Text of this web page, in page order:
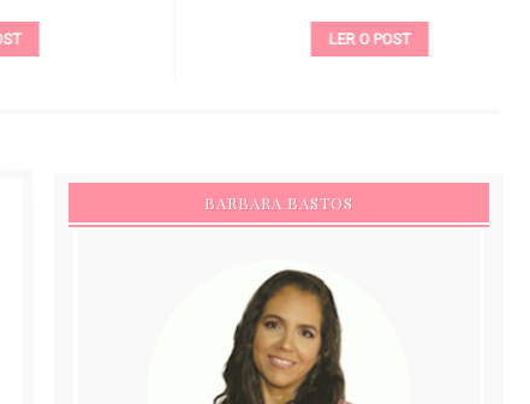
LER O POST
BARBARA BASTOS